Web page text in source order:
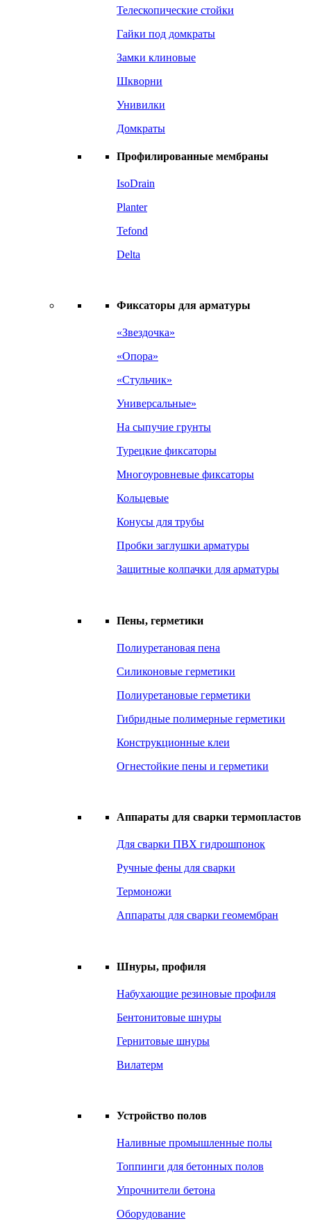
Телескопические стойки
Гайки под домкраты
Замки клиновые
Шкворни
Унивилки
Домкраты
Профилированные мембраны
IsoDrain
Planter
Tefond
Delta
Фиксаторы для арматуры
«Звездочка»
«Опора»
«Стульчик»
Универсальные»
На сыпучие грунты
Турецкие фиксаторы
Многоуровневые фиксаторы
Кольцевые
Конусы для трубы
Пробки заглушки арматуры
Защитные колпачки для арматуры
Пены, герметики
Полиуретановая пена
Силиконовые герметики
Полиуретановые герметики
Гибридные полимерные герметики
Конструкционные клеи
Огнестойкие пены и герметики
Аппараты для сварки термопластов
Для сварки ПВХ гидрошпонок
Ручные фены для сварки
Термоножи
Аппараты для сварки геомембран
Шнуры, профиля
Набухающие резиновые профиля
Бентонитовые шнуры
Гернитовые шнуры
Вилатерм
Устройство полов
Наливные промышленные полы
Топпинги для бетонных полов
Упрочнители бетона
Оборудование